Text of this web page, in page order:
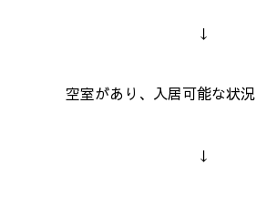
↓
空室があり、入居可能な状
↓